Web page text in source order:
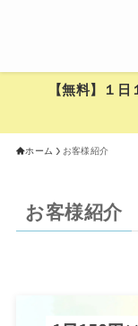
【無料】１
ホーム お客様紹介
お客様紹介